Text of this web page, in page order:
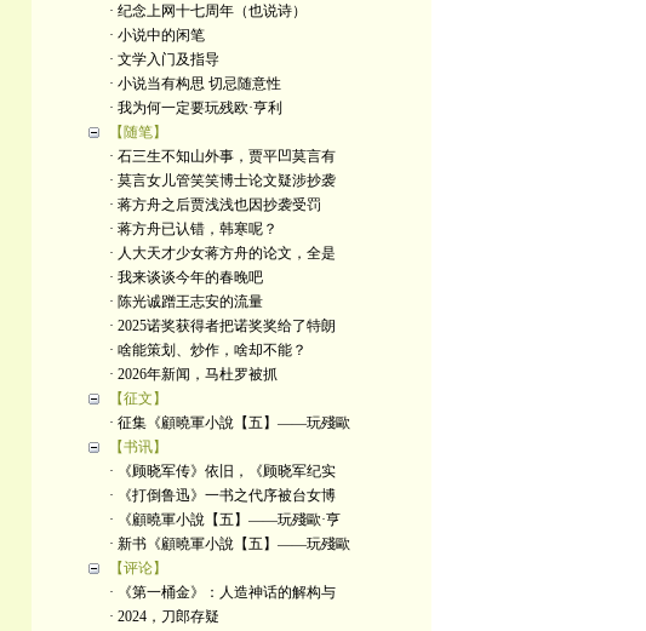
· 纪念上网十七周年（也说诗）
· 小说中的闲笔
· 文学入门及指导
· 小说当有构思 切忌随意性
· 我为何一定要玩残欧·亨利
【随笔】
· 石三生不知山外事，贾平凹莫言有
· 莫言女儿管笑笑博士论文疑涉抄袭
· 蒋方舟之后贾浅浅也因抄袭受罚
· 蒋方舟已认错，韩寒呢？
· 人大天才少女蒋方舟的论文，全是
· 我来谈谈今年的春晚吧
· 陈光诚蹭王志安的流量
· 2025诺奖获得者把诺奖奖给了特朗
· 啥能策划、炒作，啥却不能？
· 2026年新闻，马杜罗被抓
【征文】
· 征集《顧曉軍小說【五】——玩殘歐
【书讯】
· 《顾晓军传》依旧，《顾晓军纪实
· 《打倒鲁迅》一书之代序被台女博
· 《顧曉軍小說【五】——玩殘歐·亨
· 新书《顧曉軍小說【五】——玩殘歐
【评论】
· 《第一桶金》：人造神话的解构与
· 2024，刀郎存疑